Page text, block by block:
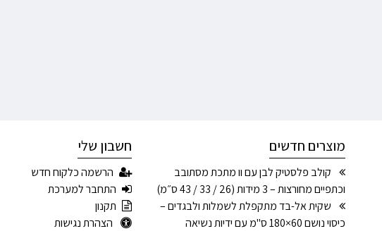
מוצרים חדשים
קולב פלסטיק לבן עם וו מתכת מסתובב
וכתפיים מחורצות – 3 מידות (26 / 33 / 43 ס״מ)
שקית אל-בד מתקפלת לשמלות ולבגדים –
כיסוי נושם 60×180 ס"מ עם ידיות נשיאה
חשבון שלי
הרשמה כלקוח חדש
התחבר למערכת
תקנון
הצהרת נגישות